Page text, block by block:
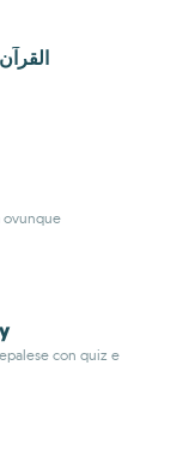
ovunque
con quiz e